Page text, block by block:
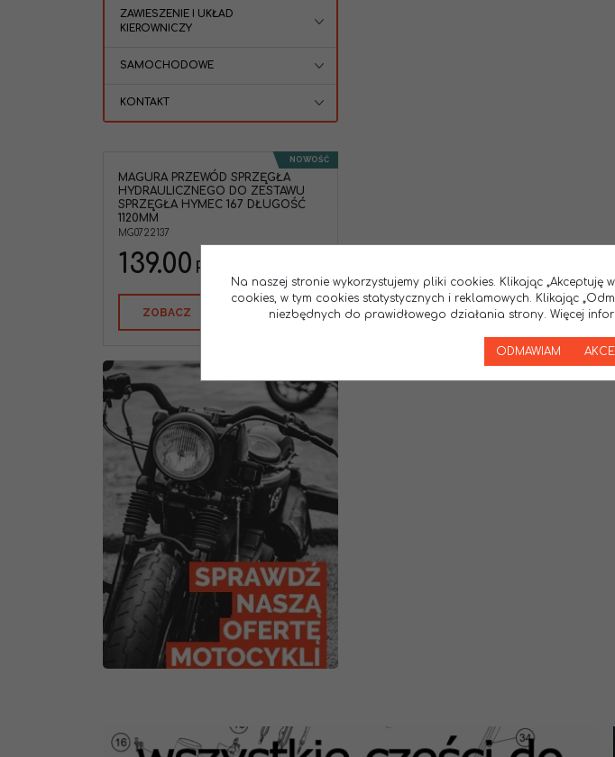
ZAWIESZENIE I UKŁAD
KIEROWNICZY
SAMOCHODOWE
KONTAKT
NOWOŚĆ
MAGURA PRZEWÓD SPRZĘGŁA
HYDRAULICZNEGO DO ZESTAWU
SPRZĘGŁA HYMEC 167 DŁUGOŚĆ
1120MM
MG0722137
139.00 PLN
ZOBACZ
Na naszej stronie wykorzystujemy pliki cookies. Klikając
cookies, w tym cookies statystycznych i reklamowych. Klikając
niezbędnych do prawidłowego działania strony. Więcej
ODMAWIAM